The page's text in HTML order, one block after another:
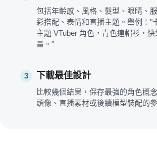
包括年齡感、風格、髮型、眼睛、
彩搭配、表情和直播主題。舉例："
主題 VTuber 角色，青色連帽衫，
量。"
3 下載最佳設計
比較幾個結果，保存最強的角色概
頭像、直播素材或後續模型裝配的參